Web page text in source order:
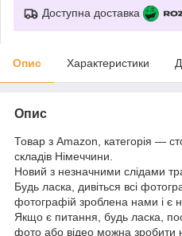
Доступна доставка
Опис Характеристики
Опис
Товар з Amazon, категорія —
складів Німеччини.
Новий з незначними слідами
Будь ласка, дивіться всі
фотографій зроблена нами і є
Якщо є питання, будь ласка,
фото або відео можна зробити